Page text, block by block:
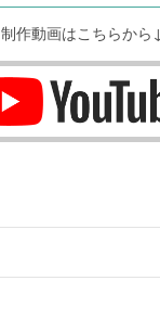
制作動画はこちらから↓